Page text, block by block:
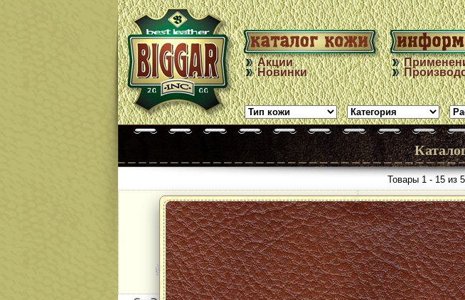
Акции
Новинки
Товары 1 - 15 из
Модель:
NAPPA LE MANS
col. WHITE +
perforated
далее